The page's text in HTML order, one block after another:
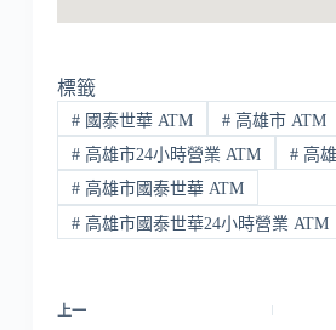
標籤
#國泰世華 ATM #高雄市 ATM
#高雄市24小時營業 ATM #高
#高雄市國泰世華 ATM
#高雄市國泰世華24小時營業 ATM
上一